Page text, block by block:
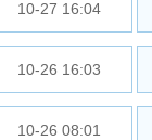
10-27 16:04
10-26 16:03
10-26 08:01